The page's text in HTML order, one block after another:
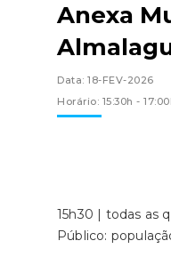
Anexa
Data: 18-FEV-2026
Horário: 15:30h -
15h30 | todas as
Público: